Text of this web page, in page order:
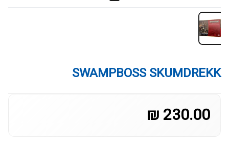
SWAMPBOSS SKUMDREKK
230.00 ₪